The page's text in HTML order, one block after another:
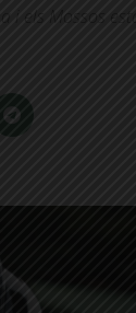
els Mossos